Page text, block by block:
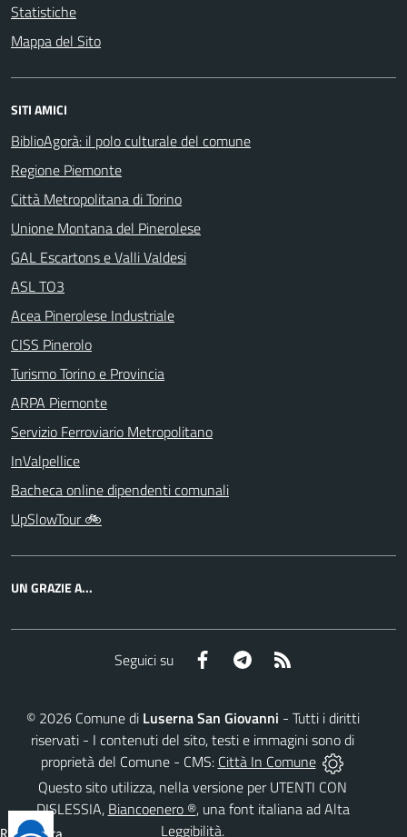
Statistiche
Mappa del Sito
SITI AMICI
BiblioAgorà: il polo culturale del comune
Regione Piemonte
Città Metropolitana di Torino
Unione Montana del Pinerolese
GAL Escartons e Valli Valdesi
ASL TO3
Acea Pinerolese Industriale
CISS Pinerolo
Turismo Torino e Provincia
ARPA Piemonte
Servizio Ferroviario Metropolitano
InValpellice
Bacheca online dipendenti comunali
UpSlowTour 🚲
UN GRAZIE A...
Seguici su Facebook Telegram
© 2026Comune di Luserna San Giovanni - Tutti i diritti
riservati - I contenuti del sito, testi e immagini sono di
proprietà del Comune - CMS: Città In Comune
Questo sito utilizza, nella versione per UTENTI CON
DISLESSIA, Biancoenero ®, una font italiana ad Alta
Leggibilità.